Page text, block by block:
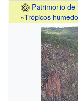
Patrimonio de
«Trópicos